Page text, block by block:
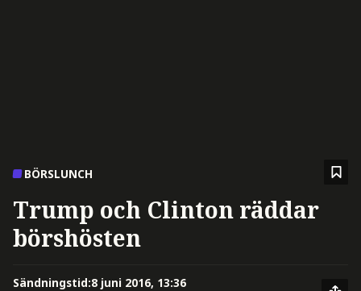
BÖRSLUNCH
Trump och Clinton räddar
börshösten
Sändningstid:8 juni 2016, 13:36